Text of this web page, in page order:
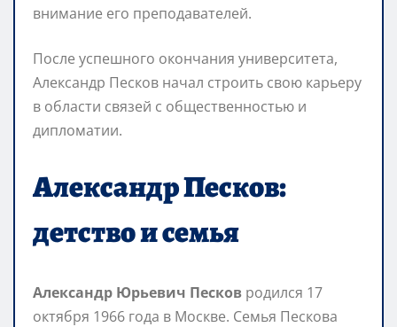
внимание его преподавателей.
После успешного окончания университета,
Александр Песков начал строить свою карьеру
в области связей с общественностью и
дипломатии.
Александр Песков:
детство и семья
Александр Юрьевич Песков родился 17
октября 1966 года в Москве. Семья Пескова